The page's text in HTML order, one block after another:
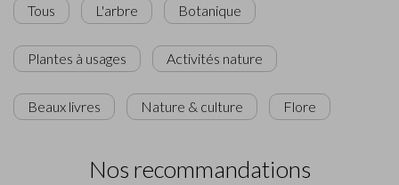
Tous L'arbre Botanique
Plantes à usages Activités nature
Beaux livres Nature & culture Flore
Nos recommandations